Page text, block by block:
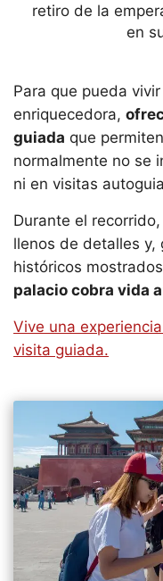
retiro de la
en
Para que pueda
enriquecedora,
guiada que
normalmente no se
ni en visitas
Durante el
llenos de detalles y,
históricos
palacio cobra vida
Vive una
visita guiada.